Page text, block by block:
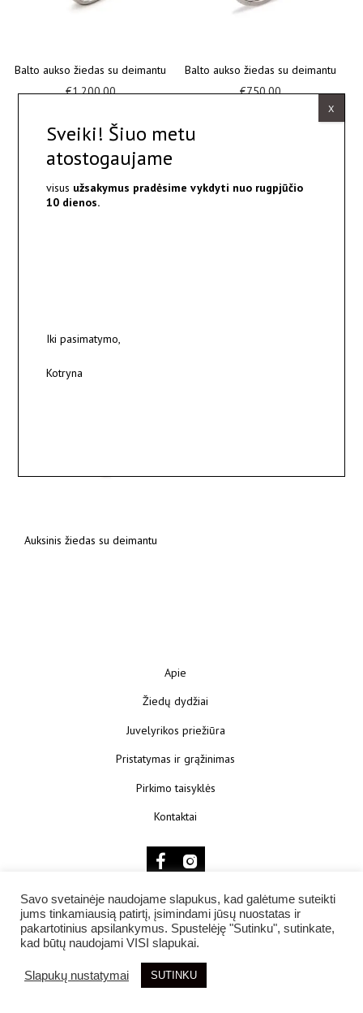
Balto aukso žiedas su deimantu
€1,200.00
Balto aukso žiedas su deimantu
€750.00
Auksinis žiedas su deimantu
© 2025 KŪNOKŪNUI
Apie
Žiedų dydžiai
Juvelyrikos priežiūra
Pristatymas ir grąžinimas
Pirkimo taisyklės
Kontaktai
Savo svetainėje naudojame slapukus, kad galėtume suteikti
jums tinkamiausią patirtį, įsimindami jūsų nuostatas ir
pakartotinius apsilankymus. Spustelėję "Sutinku", sutinkate,
kad būtų naudojami VISI slapukai.
Slapukų nustatymai SUTINKU
Sveiki! Šiuo metu
atostogaujame
visus užsakymus pradėsime vykdyti nuo rugpjūčio
10 dienos.
Iki pasimatymo,
Kotryna
X